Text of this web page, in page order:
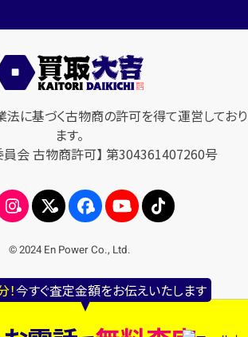
今すぐ査定金額をお伝えいたします
に基づく古物商の許可を得て運営しており
ます。
員会 古物商許可】 第304361407260号
© 2024 En Power Co., Ltd.